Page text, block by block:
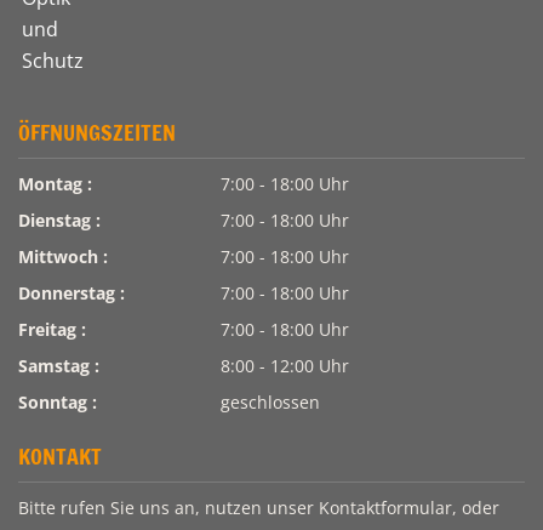
ÖFFNUNGSZEITEN
Montag :
7:00 - 18:00 Uhr
Dienstag :
7:00 - 18:00 Uhr
Mittwoch :
7:00 - 18:00 Uhr
Donnerstag :
7:00 - 18:00 Uhr
Freitag :
7:00 - 18:00 Uhr
Samstag :
8:00 - 12:00 Uhr
Sonntag :
geschlossen
KONTAKT
Bitte rufen Sie uns an, nutzen unser Kontaktformular, oder